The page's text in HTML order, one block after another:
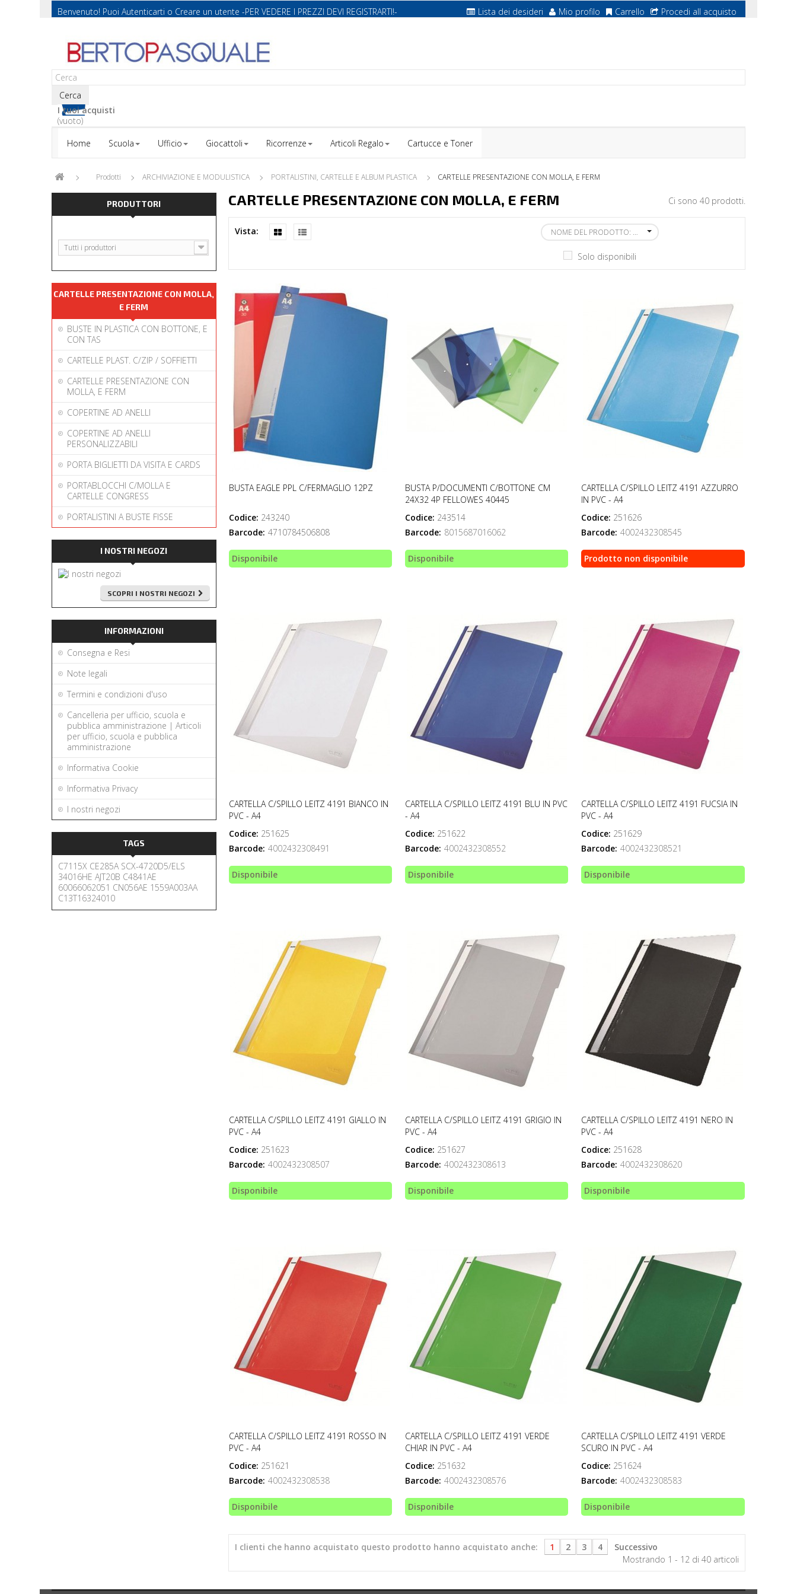
Benvenuto! Puoi Autenticarti o Creare un utente -PER VEDERE I PREZZI DEVI REGISTRARTI!- Lista dei desideri Mio profilo Carrello Procedi all acquisto
Cerca
I tuoi acquisti
(vuoto)
Home
Scuola Ufficio Giocattoli Ricorrenze Articoli Regalo Cartucce e Toner
Prodotti ARCHIVIAZIONE E MODULISTICA PORTALISTINI, CARTELLE E ALBUM PLASTICA CARTELLE PRESENTAZIONE CON MOLLA, E FERM
PRODUTTORI
Tutti i produttori
CARTELLE PRESENTAZIONE CON MOLLA,
E FERM
BUSTE IN PLASTICA CON BOTTONE, E
CON TAS
CARTELLE PLAST. C/ZIP / SOFFIETTI
CARTELLE PRESENTAZIONE CON
MOLLA, E FERM
COPERTINE AD ANELLI
COPERTINE AD ANELLI
PERSONALIZZABILI
PORTA BIGLIETTI DA VISITA E CARDS
PORTABLOCCHI C/MOLLA E
CARTELLE CONGRESS
PORTALISTINI A BUSTE FISSE
I NOSTRI NEGOZI
SCOPRI I NOSTRI NEGOZI
INFORMAZIONI
Consegna e Resi
Note legali
Termini e condizioni d'uso
Cancelleria per ufficio, scuola e
pubblica amministrazione | Articoli
per ufficio, scuola e pubblica
amministrazione
Informativa Cookie
Informativa Privacy
I nostri negozi
TAGS
C7115X CE285A SCX-4720D5/ELS
34016HE AJT20B C4841AE
60066062051 CN056AE 1559A003AA
C13T16324010
CARTELLE PRESENTAZIONE CON MOLLA, E FERM Ci sono 40 prodotti.
Vista: NOME DEL PRODOTTO: DALLA A ALLA Z
Solo disponibili
BUSTA EAGLE PPL C/FERMAGLIO 12PZ
Codice: 243240
Barcode: 4710784506808
Disponibile
BUSTA P/DOCUMENTI C/BOTTONE CM
24X32 4P FELLOWES 40445
Codice: 243514
Barcode: 8015687016062
Disponibile
CARTELLA C/SPILLO LEITZ 4191 AZZURRO
IN PVC - A4
Codice: 251626
Barcode: 4002432308545
Prodotto non disponibile
CARTELLA C/SPILLO LEITZ 4191 BIANCO IN
PVC - A4
Codice: 251625
Barcode: 4002432308491
Disponibile
CARTELLA C/SPILLO LEITZ 4191 BLU IN PVC
- A4
Codice: 251622
Barcode: 4002432308552
Disponibile
CARTELLA C/SPILLO LEITZ 4191 FUCSIA IN
PVC - A4
Codice: 251629
Barcode: 4002432308521
Disponibile
CARTELLA C/SPILLO LEITZ 4191 GIALLO IN
PVC - A4
Codice: 251623
Barcode: 4002432308507
Disponibile
CARTELLA C/SPILLO LEITZ 4191 GRIGIO IN
PVC - A4
Codice: 251627
Barcode: 4002432308613
Disponibile
CARTELLA C/SPILLO LEITZ 4191 NERO IN
PVC - A4
Codice: 251628
Barcode: 4002432308620
Disponibile
CARTELLA C/SPILLO LEITZ 4191 ROSSO IN
PVC - A4
Codice: 251621
Barcode: 4002432308538
Disponibile
CARTELLA C/SPILLO LEITZ 4191 VERDE
CHIAR IN PVC - A4
Codice: 251632
Barcode: 4002432308576
Disponibile
CARTELLA C/SPILLO LEITZ 4191 VERDE
SCURO IN PVC - A4
Codice: 251624
Barcode: 4002432308583
Disponibile
I clienti che hanno acquistato questo prodotto hanno acquistato anche: 1 2 3 4
Successivo
Mostrando 1 - 12 di 40 articoli